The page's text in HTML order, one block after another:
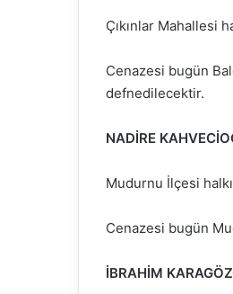
Çıkınlar Mahallesi
Cenazesi bugün
defnedilecektir.
NADİRE
Mudurnu İlçesi
Cenazesi bugün
İBRAHİM